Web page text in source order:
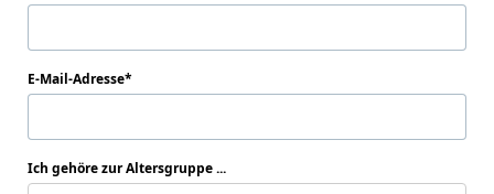
E-Mail-Adresse
Ich gehöre zur Altersgruppe ...